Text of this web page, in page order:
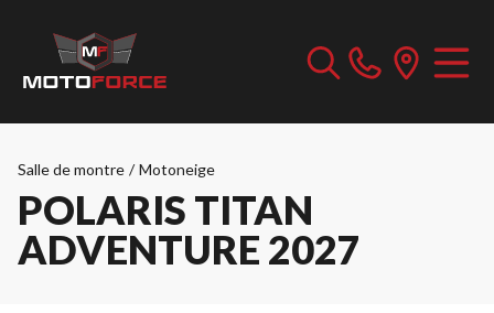
Salle de montre / Motoneige
POLARIS TITAN
ADVENTURE 2027